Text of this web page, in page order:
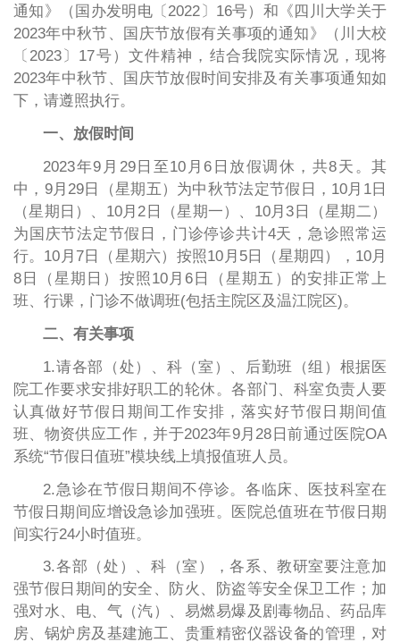
通知》（国办发明电〔2022〕16号）和《四川大学关于
2023年中秋节、国庆节放假有关事项的通知》（川大校
〔2023〕17号）文件精神，结合我院实际情况，现将
2023年中秋节、国庆节放假时间安排及有关事项通知如
下，请遵照执行。
一、放假时间
2023年9月29日至10月6日放假调休，共8天。其
中，9月29日（星期五）为中秋节法定节假日，10月1日
（星期日）、10月2日（星期一）、10月3日（星期二）
为国庆节法定节假日，门诊停诊共计4天，急诊照常运
行。10月7日（星期六）按照10月5日（星期四），10月
8日（星期日）按照10月6日（星期五）的安排正常上
班、行课，门诊不做调班(包括主院区及温江院区)。
二、有关事项
1.请各部（处）、科（室）、后勤班（组）根据医
院工作要求安排好职工的轮休。各部门、科室负责人要
认真做好节假日期间工作安排，落实好节假日期间值
班、物资供应工作，并于2023年9月28日前通过医院OA
系统“节假日值班”模块线上填报值班人员。
2.急诊在节假日期间不停诊。各临床、医技科室在
节假日期间应增设急诊加强班。医院总值班在节假日期
间实行24小时值班。
3.各部（处）、科（室），各系、教研室要注意加
强节假日期间的安全、防火、防盗等安全保卫工作；加
强对水、电、气（汽）、易燃易爆及剧毒物品、药品库
房、锅炉房及基建施工、贵重精密仪器设备的管理，对